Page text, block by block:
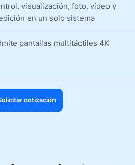
visualización, foto, vídeo y
en un solo sistema
pantallas multitáctiles 4K
cotización